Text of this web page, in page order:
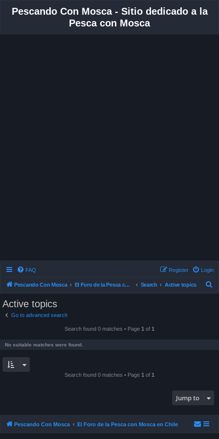
Pescando Con Mosca - Sitio dedicado a la
Pesca con Mosca
FAQ Login
Register
Pescando Con Mosca El Foro de la Pesca con Mosca en Chile Search Active topics
Active topics
Go to advanced search
Search found 0 matches • Page 1 of 1
No suitable matches were found.
Search found 0 matches • Page 1 of 1
Jump to
Pescando Con Mosca El Foro de la Pesca con Mosca en Chile